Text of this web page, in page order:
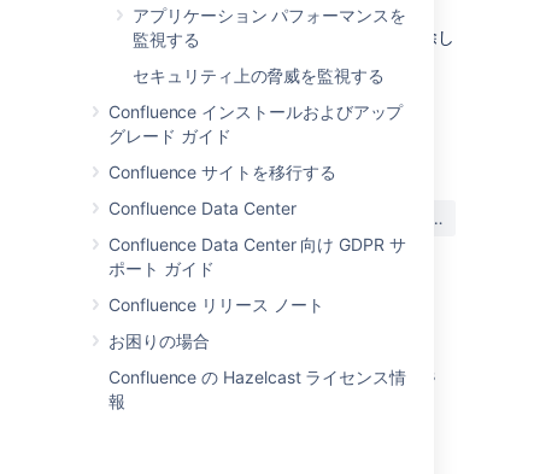
アプリケーション パフォーマンスを
監視する
セキュリティ上の脅威を監視する
Confluence インストールおよびアップ
グレード ガイド
Confluence サイトを移行する
Confluence Data Center
Confluence Data Center 向け GDPR サ
ポート ガイド
Confluence リリース ノート
お困りの場合
Confluence の Hazelcast ライセンス情
報
ョートカット リンクタブにリストされていま
削除をクリックしてショートカットを削除し
最終更新日 2025 年 8 月 22 日
この内容はお役に立ちました
いいえ
Japanese fonts display as square characters
with question marks on CentOS hosted